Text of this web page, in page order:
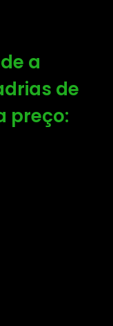
a
de
preço: